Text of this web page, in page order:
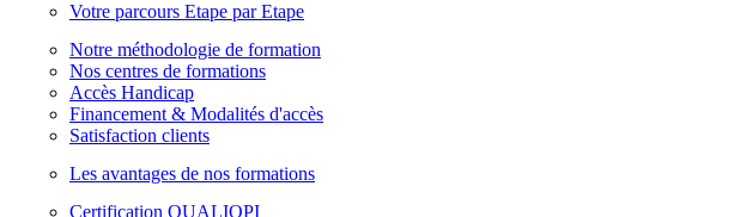
Votre parcours Etape par Etape
Notre méthodologie de formation
Nos centres de formations
Accès Handicap
Financement & Modalités d'accès
Satisfaction clients
Les avantages de nos formations
Certification QUALIOPI